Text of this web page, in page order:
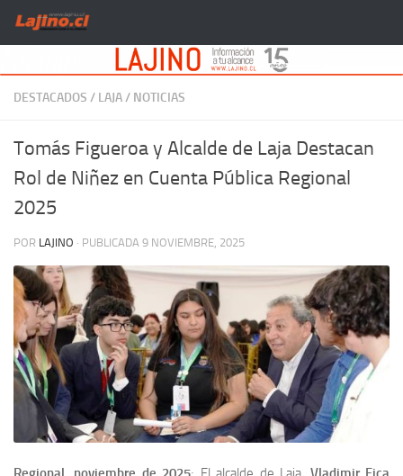
Saltar al contenido
DESTACADOS / LAJA/ NOTICIAS
Tomás Figueroa y Alcalde de Laja Destacan
Rol de Niñez en Cuenta Pública Regional
2025
POR LAJINO · PUBLICADA 9 NOVIEMBRE, 2025